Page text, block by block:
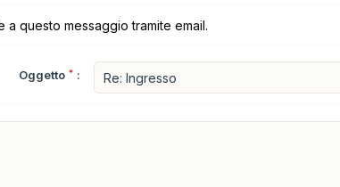
a questo messaggio tramite email.
Oggetto * :